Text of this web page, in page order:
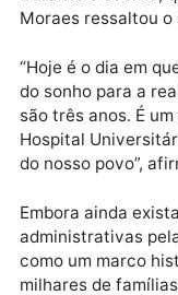
gestão dos
Para muitos
representará um
médica, mas
formação de
Durante o
Moraes ressaltou